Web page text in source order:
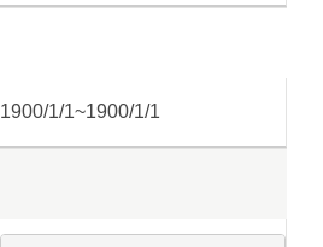
1900/1/1~1900/1/1